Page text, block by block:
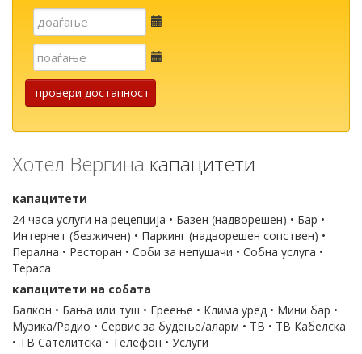
Е-
пошта
Е-
пошта
провери достапност
Хотел Вергина капацитети
капацитети
24 часа услуги на рецепција • Базен (надворешен) • Бар •
Интернет (безжичен) • Паркинг (надворешен сопствен) •
Перална • Ресторан • Соби за непушачи • Собна услуга •
Тераса
капацитети на собата
Балкон • Бања или туш • Греење • Клима уред • Мини бар •
Музика/Радио • Сервис за будење/аларм • ТВ • ТВ Кабелска
• ТВ Сателитска • Телефон • Услуги